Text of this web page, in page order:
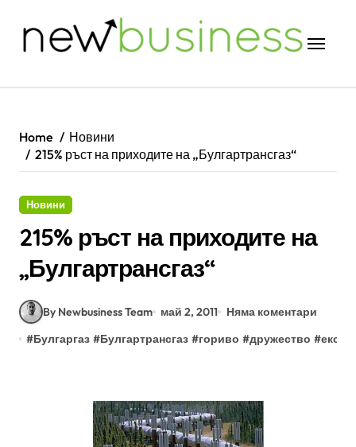
Home
Новини
215% ръст на приходите на „Булгартрансгаз“
Новини
215% ръст на приходите на
„Булгартрансгаз“
By Newbusiness Team май 2, 2011
Няма коментари
#Булгаргаз #Булгартрансгаз #гориво #дружество #